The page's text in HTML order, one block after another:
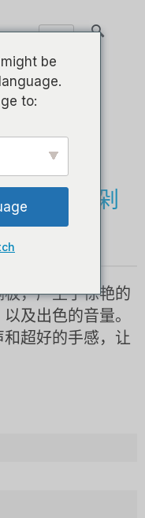
寸
，无需“剁
，产生了惊艳的
及出色的音量。
超好的手感，让
be
to: